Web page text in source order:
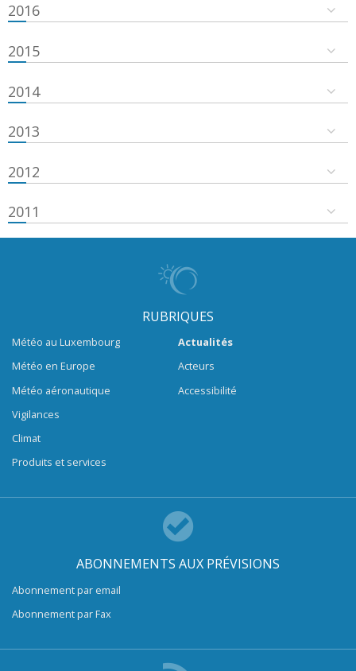
2016
2015
2014
2013
2012
2011
RUBRIQUES
Météo au Luxembourg
Météo en Europe
Météo aéronautique
Vigilances
Climat
Produits et services
Actualités
Acteurs
Accessibilité
ABONNEMENTS AUX PRÉVISIONS
Abonnement par email
Abonnement par Fax